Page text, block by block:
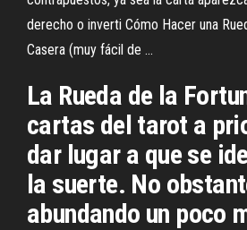
derecho o inverti Cómo Hacer una
Casera (muy fácil de ...
La Rueda de la
cartas del tarot a
dar lugar a que se
la suerte. No
abundando un poco